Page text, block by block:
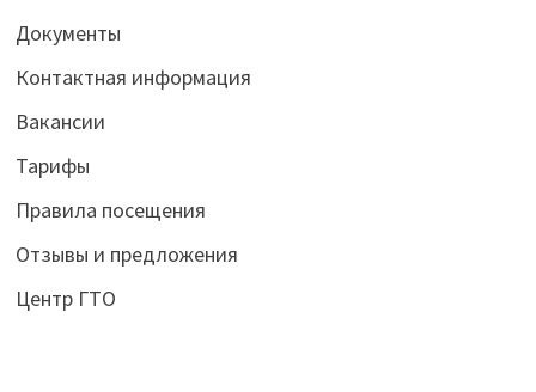
Документы
Контактная информация
Вакансии
Тарифы
Правила посещения
Отзывы и предложения
Центр ГТО